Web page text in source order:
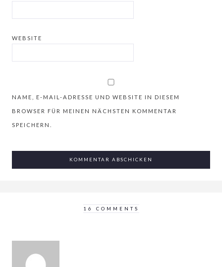
WEBSITE
NAME, E-MAIL-ADRESSE UND WEBSITE IN DIESEM
BROWSER FÜR MEINEN NÄCHSTEN KOMMENTAR
SPEICHERN.
16 COMMENTS